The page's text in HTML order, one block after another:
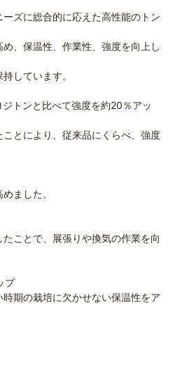
ズに総合的に応えた高性能のトン
、保温性、作業性、強度を向上し
しています。
トンと比べて強度を約20％アッ
とにより、従来品にくらべ、強度
ました。
ことで、展張りや換気の作業を向
プ
期の栽培に欠かせない保温性をア